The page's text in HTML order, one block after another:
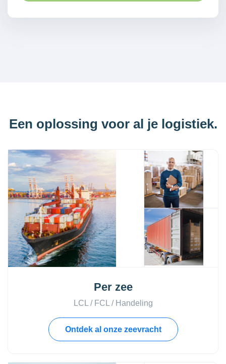
Een oplossing voor al je logistiek.
Per zee
LCL / FCL / Handeling
Ontdek al onze zeevracht